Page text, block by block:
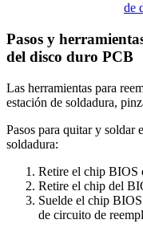
Pasos y
del disco duro PCB
Las herramientas para
estación de soldadura,
Pasos para quitar y soldar
soldadura:
Retire el chip BIOS
Retire el chip del
Suelde el chip
de circuito de